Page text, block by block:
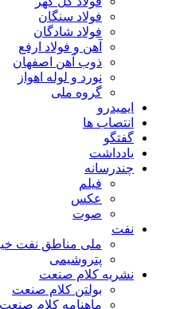
فولاد سنگان
فولاد شادگان
آهن و فولاد ارفع
ذوب آهن اصفهان
نورد و لوله اهواز
گروه ملی
ایمیدرو
انتصاب ها
گفتگو
یادداشت
چندرسانه
فیلم
عکس
صوت
نفت
ملی مناطق نفت
پتروشیمی
نشریه کلام صنعت
بولتن کلام صنعت
ماهنامه کلام صنعت